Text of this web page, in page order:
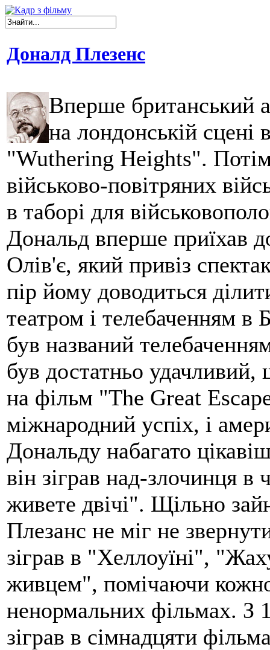
Доналд Плезенс
Вперше британський
на лондонській сцені
"Wuthering Heights".
військово-повітряних
в таборі для
Дональд вперше приїхав
Олів'є, який привіз
пір йому доводиться
театром і телебаченням в
був названий
був достатньо удачливий,
на фільм "The Great
міжнародний успіх, і
Дональду набагато
він зіграв над-злочинця в
живете двічі". Щільно
Плезанс не міг не
зіграв в "Хеллоуїні",
живцем", помічаючи
ненормальних фільмах. З
зіграв в сімнадцяти